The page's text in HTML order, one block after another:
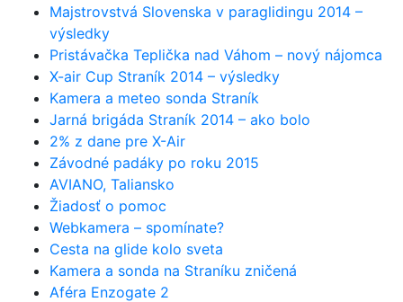
Majstrovstvá Slovenska v paraglidingu 2014 –
výsledky
Pristávačka Teplička nad Váhom – nový nájomca
X-air Cup Straník 2014 – výsledky
Kamera a meteo sonda Straník
Jarná brigáda Straník 2014 – ako bolo
2% z dane pre X-Air
Závodné padáky po roku 2015
AVIANO, Taliansko
Žiadosť o pomoc
Webkamera – spomínate?
Cesta na glide kolo sveta
Kamera a sonda na Straníku zničená
Aféra Enzogate 2